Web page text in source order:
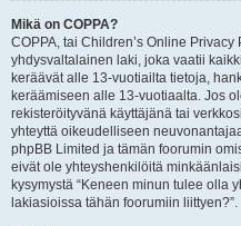
Mikä on COPPA?
COPPA, tai Children’s Online Privacy
yhdysvaltalainen laki, joka vaatii
keräävät alle 13-vuotiailta tietoja,
keräämiseen alle 13-vuotiaalta. Jos
rekisteröityvänä käyttäjänä tai
yhteyttä oikeudelliseen
phpBB Limited ja tämän foorumin
eivät ole yhteyshenkilöitä
kysymystä “Keneen minun tulee olla
lakiasioissa tähän foorumiin liittyen?”.